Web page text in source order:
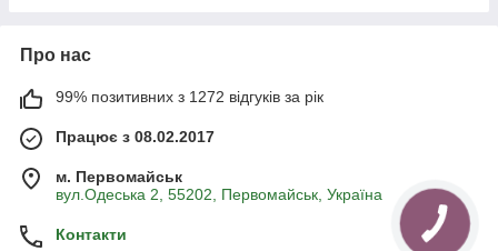
Про нас
99% позитивних з 1272 відгуків за рік
Працює з 08.02.2017
м. Первомайськ
вул.Одеська 2, 55202, Первомайськ, Україна
Контакти